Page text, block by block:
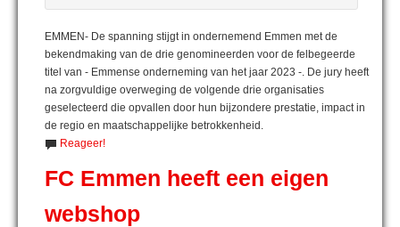
EMMEN- De spanning stijgt in ondernemend Emmen met de
bekendmaking van de drie genomineerden voor de felbegeerde
titel van - Emmense onderneming van het jaar 2023 -. De jury heeft
na zorgvuldige overweging de volgende drie organisaties
geselecteerd die opvallen door hun bijzondere prestatie, impact in
de regio en maatschappelijke betrokkenheid.
Reageer!
FC Emmen heeft een eigen
webshop